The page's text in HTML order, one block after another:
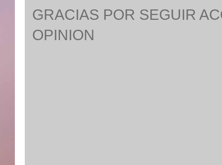
GRACIAS POR SEGUIR
OPINION